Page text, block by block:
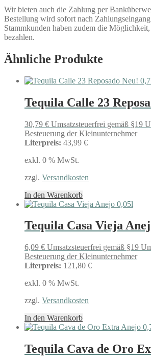
Wir bieten auch die Zahlung per
Bestellung wird sofort nach Zahlungseingang
Stammkunden haben zudem die
bezahlen.
Ähnliche Produkte
Tequila Calle 23
30,79 € Umsatzsteuerfrei gemäß §19
Besteuerung der Kleinunternehmer
Literpreis: 43,99 €
exkl. 0 % MwSt.
zzgl. Versandkosten
In den Warenkorb
Tequila Casa Vieja
6,09 € Umsatzsteuerfrei gemäß §19
Besteuerung der Kleinunternehmer
Literpreis: 121,80 €
exkl. 0 % MwSt.
zzgl. Versandkosten
In den Warenkorb
Tequila Cava de Oro